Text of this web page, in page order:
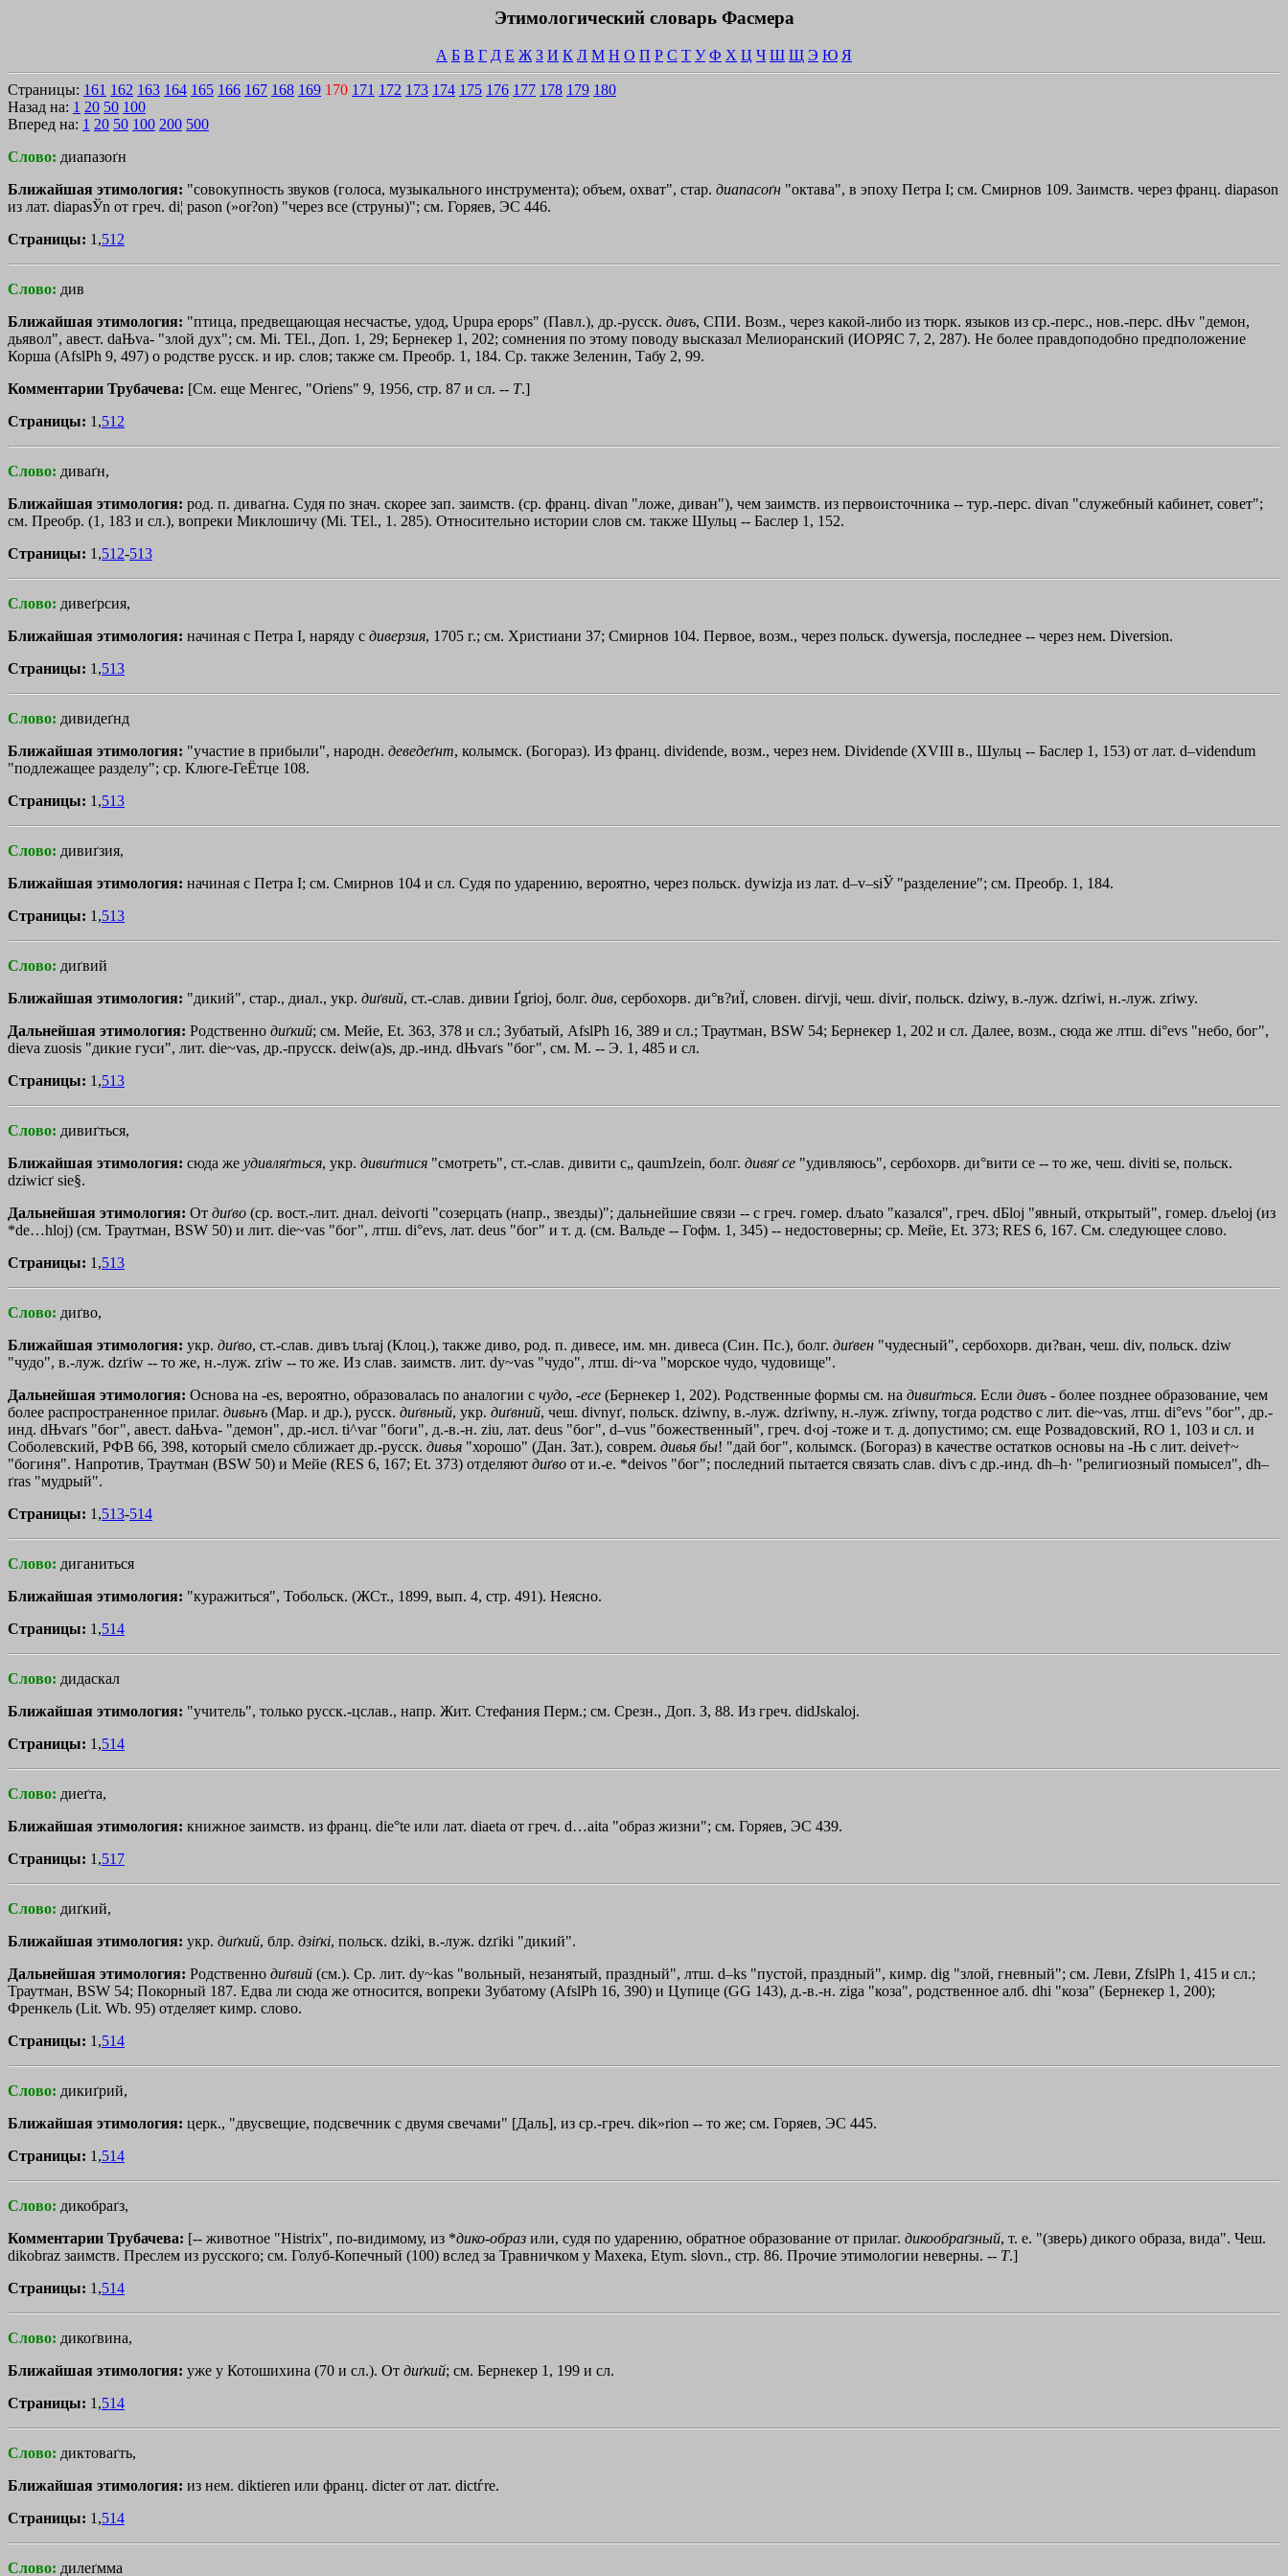
Этимологический словарь Фасмера
А Б В Г Д Е Ж З И К Л М Н О П Р С Т У Ф Х Ц Ч Ш Щ Э Ю Я
Страницы: 161 162 163 164 165 166 167 168 169 170 171 172 173 174 175 176 177 178 179 180
Назад на: 1 20 50 100
Вперед на: 1 20 50 100 200 500
Слово: диапазоґн
Ближайшая этимология: "совокупность звуков (голоса, музыкального инструмента); объем, охват", стар. диапасоґн "октава", в эпоху Петра I; см. Смирнов 109. Заимств. через франц. diapason
из лат. diapasЎn от греч. di¦ pasоn (»or?оn) "через все (струны)"; см. Горяев, ЭС 446.
Страницы: 1,512
Слово: див
Ближайшая этимология: "птица, предвещающая несчастье, удод, Upupa epops" (Павл.), др.-русск. дивъ, СПИ. Возм., через какой-либо из тюрк. языков из ср.-перс., нов.-перс. dЊv "демон,
дьявол", авест. daЊva- "злой дух"; см. Mi. ТЕl., Доп. 1, 29; Бернекер 1, 202; сомнения по этому поводу высказал Мелиоранский (ИОРЯС 7, 2, 287). Не более правдоподобно предположение
Корша (AfslPh 9, 497) о родстве русск. и ир. слов; также см. Преобр. 1, 184. Ср. также Зеленин, Табу 2, 99.
Комментарии Трубачева: [См. еще Менгес, "Oriens" 9, 1956, стр. 87 и сл. -- Т.]
Страницы: 1,512
Слово: диваґн,
Ближайшая этимология: род. п. диваґна. Судя по знач. скорее зап. заимств. (ср. франц. divan "ложе, диван"), чем заимств. из первоисточника -- тур.-перс. divan "служебный кабинет, совет";
см. Преобр. (1, 183 и сл.), вопреки Миклошичу (Mi. TEl., 1. 285). Относительно истории слов см. также Шульц -- Баслер 1, 152.
Страницы: 1,512-513
Слово: дивеґрсия,
Ближайшая этимология: начиная с Петра I, наряду с диверзия, 1705 г.; см. Христиани 37; Смирнов 104. Первое, возм., через польск. dywersja, последнее -- через нем. Diversion.
Страницы: 1,513
Слово: дивидеґнд
Ближайшая этимология: "участие в прибыли", народн. деведеґнт, колымск. (Богораз). Из франц. dividende, возм., через нем. Dividende (XVIII в., Шульц -- Баслер 1, 153) от лат. d–videndum
"подлежащее разделу"; ср. Клюге-ГеЁтце 108.
Страницы: 1,513
Слово: дивиґзия,
Ближайшая этимология: начиная с Петра I; см. Смирнов 104 и сл. Судя по ударению, вероятно, через польск. dywizja из лат. d–v–siЎ "разделение"; см. Преобр. 1, 184.
Страницы: 1,513
Слово: диґвий
Ближайшая этимология: "дикий", стар., диал., укр. диґвий, ст.-слав. дивии Ґgrioj, болг. див, сербохорв. ди°в?иЇ, словен. diґvji, чеш. diviґ, польск. dziwy, в.-луж. dzґiwi, н.-луж. zґiwy.
Дальнейшая этимология: Родственно диґкий; см. Мейе, Et. 363, 378 и сл.; Зубатый, AfslPh 16, 389 и сл.; Траутман, BSW 54; Бернекер 1, 202 и сл. Далее, возм., сюда же лтш. di°evs "небо, бог",
dieva zuosis "дикие гуси", лит. die~vas, др.-прусск. deiw(a)s, др.-инд. dЊvaґs "бог", см. М. -- Э. 1, 485 и сл.
Страницы: 1,513
Слово: дивиґться,
Ближайшая этимология: сюда же удивляґться, укр. дивиґтися "смотреть", ст.-слав. дивити с„ qaumЈzein, болг. дивяґ се "удивляюсь", сербохорв. ди°вити се -- то же, чеш. diviti se, польск.
dziwicґ sie§.
Дальнейшая этимология: От диґво (ср. вост.-лит. днал. deivoґti "созерцать (напр., звезды)"; дальнейшие связи -- с греч. гомер. dљato "казался", греч. dБloj "явный, открытый", гомер. dљeloj (из
*de…hloj) (см. Траутман, BSW 50) и лит. die~vas "бог", лтш. di°evs, лат. deus "бог" и т. д. (см. Вальде -- Гофм. 1, 345) -- недостоверны; ср. Мейе, Et. 373; RES 6, 167. См. следующее слово.
Страницы: 1,513
Слово: диґво,
Ближайшая этимология: укр. диґво, ст.-слав. дивъ tљraj (Клоц.), также диво, род. п. дивесе, им. мн. дивеса (Син. Пс.), болг. диґвен "чудесный", сербохорв. ди?ван, чеш. div, польск. dziw
"чудо", в.-луж. dzґiw -- то же, н.-луж. zґiw -- то же. Из слав. заимств. лит. dy~vas "чудо", лтш. di~va "морское чудо, чудовище".
Дальнейшая этимология: Основа на -es, вероятно, образовалась по аналогии с чудо, -есе (Бернекер 1, 202). Родственные формы см. на дивиґться. Если дивъ - более позднее образование, чем
более распространенное прилаг. дивьнъ (Мар. и др.), русск. диґвный, укр. диґвний, чеш. divnyґ, польск. dziwny, в.-луж. dzґiwny, н.-луж. zґiwny, тогда родство с лит. die~vas, лтш. di°evs "бог", др.-
инд. dЊvaґs "бог", авест. daЊva- "демон", др.-исл. ti^var "боги", д.-в.-н. ziu, лат. deus "бог", d–vus "божественный", греч. d‹oj -тоже и т. д. допустимо; см. еще Розвадовский, RO 1, 103 и сл. и
Соболевский, РФВ 66, 398, который смело сближает др.-русск. дивья "хорошо" (Дан. Зат.), соврем. дивья бы! "дай бог", колымск. (Богораз) в качестве остатков основы на -Њ с лит. deive†~
"богиня". Напротив, Траутман (BSW 50) и Мейе (RES 6, 167; Et. 373) отделяют диґво от и.-е. *deivos "бог"; последний пытается связать слав. divъ с др.-инд. dh–h· "религиозный помысел", dh–
ґras "мудрый".
Страницы: 1,513-514
Слово: диганиться
Ближайшая этимология: "куражиться", Тобольск. (ЖСт., 1899, вып. 4, стр. 491). Неясно.
Страницы: 1,514
Слово: дидаскал
Ближайшая этимология: "учитель", только русск.-цслав., напр. Жит. Стефания Перм.; см. Срезн., Доп. З, 88. Из греч. didЈskaloj.
Страницы: 1,514
Слово: диеґта,
Ближайшая этимология: книжное заимств. из франц. die°te или лат. diaeta от греч. d…aita "образ жизни"; см. Горяев, ЭС 439.
Страницы: 1,517
Слово: диґкий,
Ближайшая этимология: укр. диґкий, блр. дзiґкi, польск. dziki, в.-луж. dzґiki "дикий".
Дальнейшая этимология: Родственно диґвий (см.). Ср. лит. dy~kas "вольный, незанятый, праздный", лтш. d–ks "пустой, праздный", кимр. dig "злой, гневный"; см. Леви, ZfslPh 1, 415 и сл.;
Траутман, BSW 54; Покорный 187. Едва ли сюда же относится, вопреки Зубатому (AfslPh 16, 390) и Цупице (GG 143), д.-в.-н. ziga "коза", родственное алб. dhi "коза" (Бернекер 1, 200);
Френкель (Lit. Wb. 95) отделяет кимр. слово.
Страницы: 1,514
Слово: дикиґрий,
Ближайшая этимология: церк., "двусвещие, подсвечник с двумя свечами" [Даль], из ср.-греч. dik»rion -- то же; см. Горяев, ЭС 445.
Страницы: 1,514
Слово: дикобраґз,
Комментарии Трубачева: [-- животное "Histrix", по-видимому, из *дико-образ или, судя по ударению, обратное образование от прилаг. дикообраґзный, т. е. "(зверь) дикого образа, вида". Чеш.
dikobraz заимств. Преслем из русского; см. Голуб-Копечный (100) вслед за Травничком у Махека, Etym. slovn., стр. 86. Прочие этимологии неверны. -- Т.]
Страницы: 1,514
Слово: дикоґвина,
Ближайшая этимология: уже у Котошихина (70 и сл.). От диґкий; см. Бернекер 1, 199 и сл.
Страницы: 1,514
Слово: диктоваґть,
Ближайшая этимология: из нем. diktieren или франц. dicter от лат. dictѓre.
Страницы: 1,514
Слово: дилеґмма